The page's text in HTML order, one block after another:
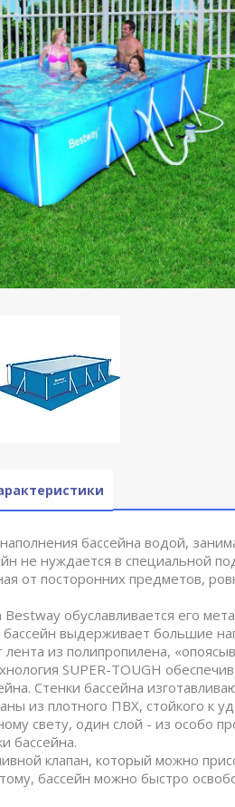
бассейна водой,
не нуждается в специальной
от посторонних предметов,
обуславливается его
бассейн выдерживает большие
из полипропилена,
SUPER-TOUGH
Стенки бассейна
из плотного ПВХ, стойкого к
свету, один слой - из особо
бассейна.
клапан, который можно
бассейн можно быстро